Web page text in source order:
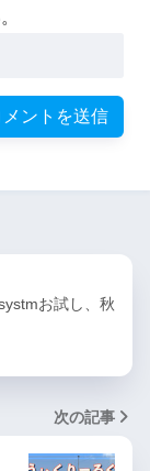
お試し、秋
次の記事